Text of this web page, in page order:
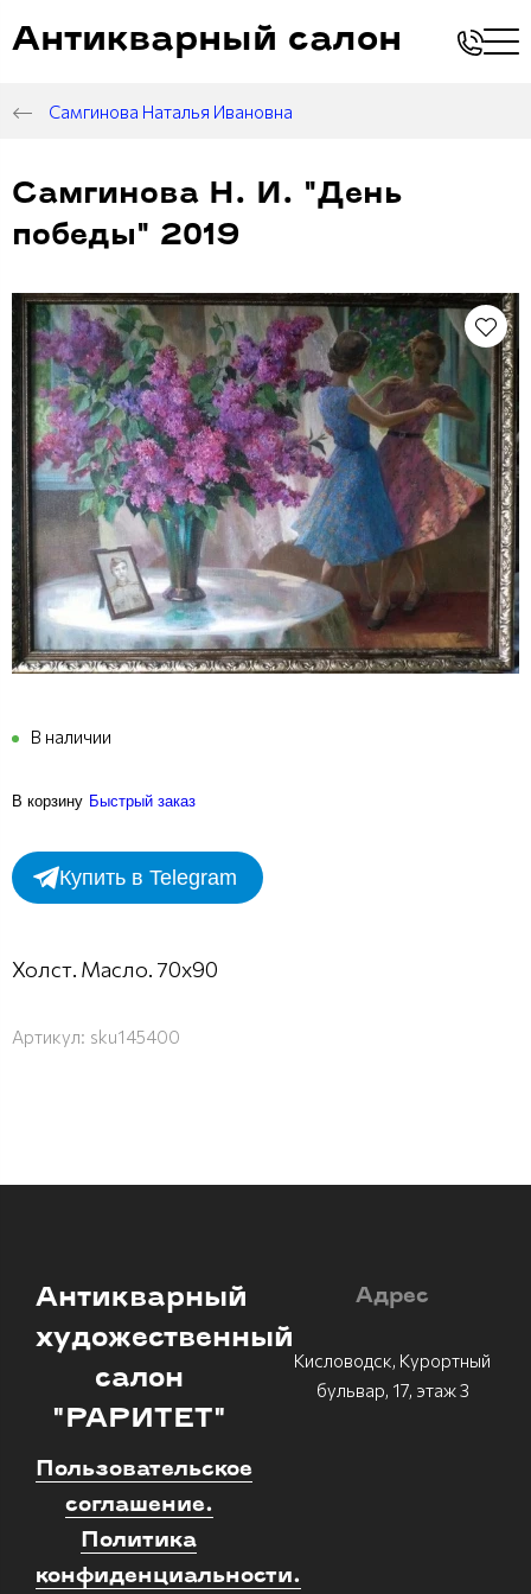
Антикварный салон
Самгинова Наталья Ивановна
Самгинова Н. И. "День
победы" 2019
В наличии
В корзину Быстрый заказ
Купить в Telegram
Холст. Масло. 70х90
Артикул: sku145400
Антикварный
художественный
салон
"РАРИТЕТ"
Пользовательское
соглашение.
Политика
конфиденциальности.
Адрес
Кисловодск, Курортный
бульвар, 17, этаж 3